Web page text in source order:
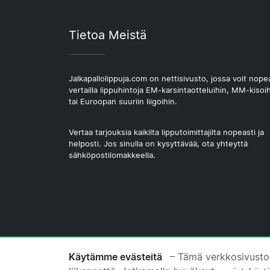
Tietoa Meistä
Jalkapallolippuja.com on nettisivusto, jossa voit
vertailla lippuhintoja EM-karsintaotteluihin, MM-
tai Euroopan suuriin liigoihin.
Vertaa tarjouksia kaikilta lipputoimittajilta nopeasti ja
helposti. Jos sinulla on kysyttävää, ota yhteyttä
sähköpostilomakkeella.
© 2026 Copyright
Käytämme evästeitä
– Tämä